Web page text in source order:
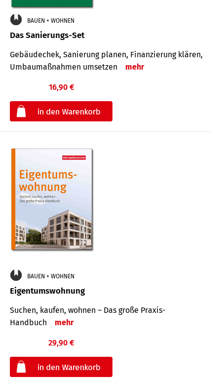
BAUEN + WOHNEN
Das Sanierungs-Set
Gebäudechek, Sanierung planen, Finanzierung klären,
Umbaumaßnahmen umsetzen
mehr
16,90 €
BAUEN + WOHNEN
Eigentumswohnung
Suchen, kaufen, wohnen – Das große Praxis-
Handbuch
mehr
29,90 €